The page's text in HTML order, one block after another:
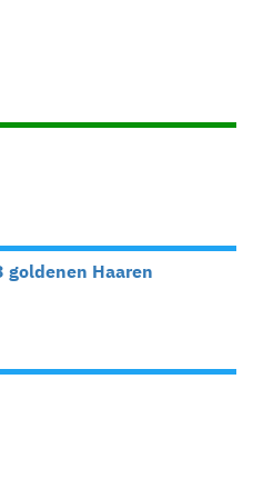
goldenen Haaren